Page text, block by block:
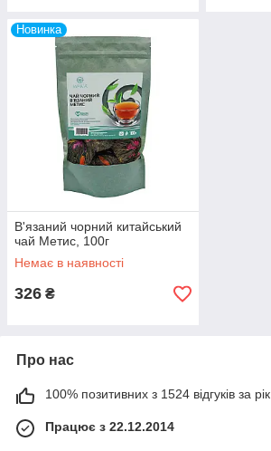
Новинка
В'язаний чорний китайський
чай Метис, 100г
Немає в наявності
326 ₴
Про нас
100% позитивних з 1524 відгуків за рік
Працює з 22.12.2014